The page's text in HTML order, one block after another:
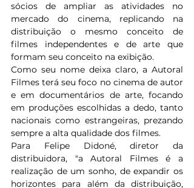
sócios de ampliar as atividades no
mercado do cinema, replicando na
distribuição o mesmo conceito de
filmes independentes e de arte que
formam seu conceito na exibição.
Como seu nome deixa claro, a Autoral
Filmes terá seu foco no cinema de autor
e em documentários de arte, focando
em produções escolhidas a dedo, tanto
nacionais como estrangeiras, prezando
sempre a alta qualidade dos filmes.
Para Felipe Didoné, diretor da
distribuidora, "a Autoral Filmes é a
realização de um sonho, de expandir os
horizontes para além da distribuição,